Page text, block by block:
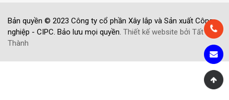
Bản quyền © 2023 Công ty cổ phần Xây lắp và Sản xuất Công
nghiệp - CIPC. Bảo lưu mọi quyền. Thiết kế website bởi Tất
Thành